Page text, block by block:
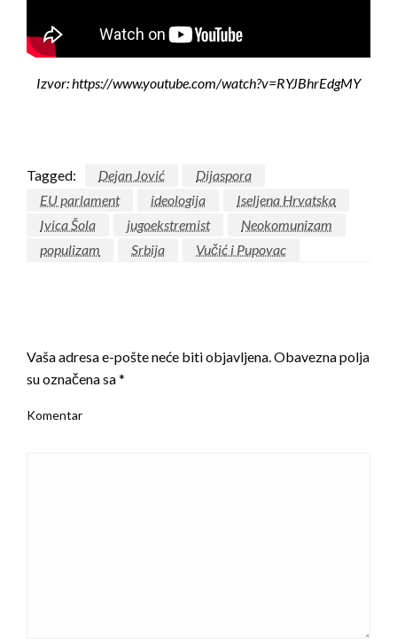
Izvor: https://www.youtube.com/watch?v=RYJBhrEdgMY
Tagged: Dejan Jović
Dijaspora
EU parlament
ideologija
Iseljena Hrvatska
Ivica Šola
jugoekstremist
Neokomunizam
populizam
Srbija Vučić i Pupovac
Vaša adresa e-pošte neće biti objavljena.Obavezna polja
su označena sa*
Komentar